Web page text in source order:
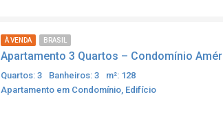
À VENDA BRASIL
Quartos: 3 Banheiros: 3
m²: 128
Apartamento em Condomínio, Edifício